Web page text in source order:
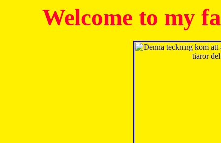
Welcome to my